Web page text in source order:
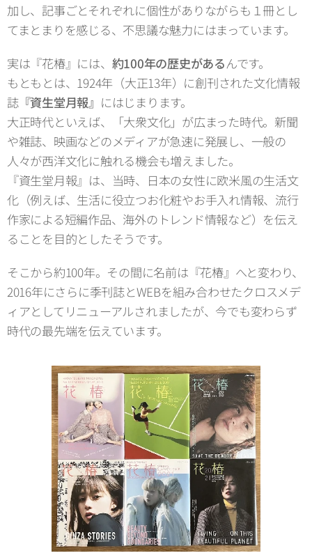
加し、記事ごとそれぞれに個性がありながらも１冊とし
てまとまりを感じる、不思議な魅力にはまっています。
実は『花椿』には、 約100年の歴史があるんです。
もともとは、1924年（大正13年）に創刊された文化情報
誌『資生堂月報』 にはじまります。
大正時代といえば、「大衆文化」が広まった時代。新聞
や雑誌、映画などのメディアが急速に発展し、一般の
人々が西洋文化に触れる機会も増えました。
『資生堂月報』は、当時、日本の女性に欧米風の生活文
化（例えば、生活に役立つお化粧やお手入れ情報、流行
作家による短編作品、海外のトレンド情報など）を伝え
ることを目的としたそうです。
そこから約100年。その間に名前は『花椿』へと変わり、
2016年にさらに季刊誌とWEBを組み合わせたクロスメデ
ィアとしてリニューアルされましたが、今でも変わらず
時代の最先端を伝えています。